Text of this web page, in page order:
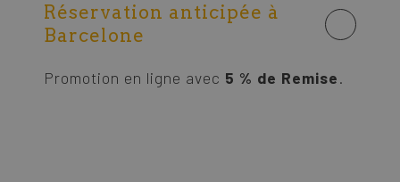
Réservation anticipée à
Barcelone
Promotion en ligne avec 5 % de Remise.